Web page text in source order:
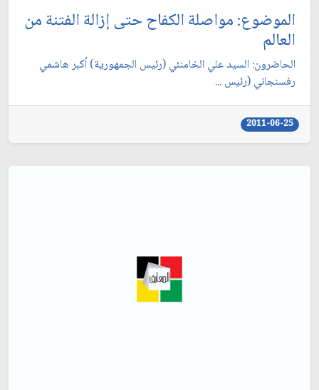
الموضوع: مواصلة الكفاح حتى إزالة الفتنة من
العالم‏
الحاضرون: السيد علي الخامنئي (رئيس الجمهورية) أكبر هاشمي
رفسنجاني (رئيس ...
2011-06-25